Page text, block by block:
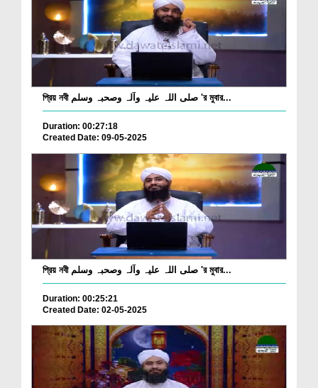
প্রিয় নবী صلی اللہ علیہ وآلہ وصحبہ وسلم 'র মুবার...
Duration: 00:27:18
Created Date: 09-05-2025
প্রিয় নবী صلی اللہ علیہ وآلہ وصحبہ وسلم 'র মুবার...
Duration: 00:25:21
Created Date: 02-05-2025